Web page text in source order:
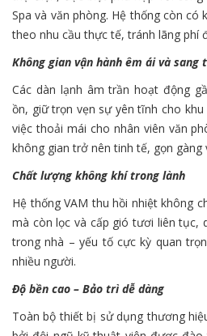
Spa và văn phòng. Hệ thống còn có
theo nhu cầu thực tế, tránh lãng phí
Không gian vận hành êm ái và sang
Các dàn lạnh âm trần hoạt động
ồn, giữ trọn vẹn sự yên tĩnh cho
việc thoải mái cho nhân viên văn
không gian trở nên tinh tế, gọn gàng
Chất lượng không khí trong lành
Hệ thống VAM thu hồi nhiệt không
mà còn lọc và cấp gió tươi liên tục,
trong nhà – yếu tố cực kỳ quan
nhiều người.
Độ bền cao – Bảo trì dễ dàng
Toàn bộ thiết bị sử dụng thương